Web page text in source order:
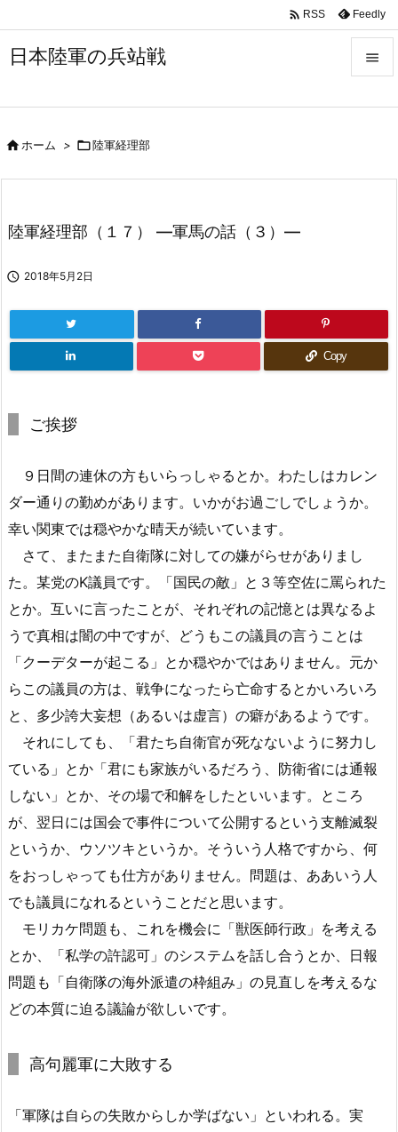
日本陸軍の兵站戦 

 RSS Feedly
ホーム > 陸軍経理部
陸軍経理部（１７） ―軍馬の話（３）―
 2018年5月2日
Copy
ご挨拶
９日間の連休の方もいらっしゃるとか。わたしはカレン
ダー通りの勤めがあります。いかがお過ごしでしょうか。
幸い関東では穏やかな晴天が続いています。
さて、またまた自衛隊に対しての嫌がらせがありまし
た。某党のK議員です。「国民の敵」と３等空佐に罵られた
とか。互いに言ったことが、それぞれの記憶とは異なるよ
うで真相は闇の中ですが、どうもこの議員の言うことは
「クーデターが起こる」とか穏やかではありません。元か
らこの議員の方は、戦争になったら亡命するとかいろいろ
と、多少誇大妄想（あるいは虚言）の癖があるようです。
それにしても、「君たち自衛官が死なないように努力し
ている」とか「君にも家族がいるだろう、防衛省には通報
しない」とか、その場で和解をしたといいます。ところ
が、翌日には国会で事件について公開するという支離滅裂
というか、ウソツキというか。そういう人格ですから、何
をおっしゃっても仕方がありません。問題は、ああいう人
でも議員になれるということだと思います。
モリカケ問題も、これを機会に「獣医師行政」を考える
とか、「私学の許認可」のシステムを話し合うとか、日報
問題も「自衛隊の海外派遣の枠組み」の見直しを考えるな
どの本質に迫る議論が欲しいです。
高句麗軍に大敗する
「軍隊は自らの失敗からしか学ばない」といわれる。実